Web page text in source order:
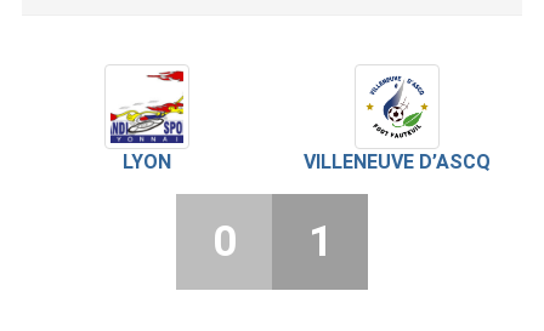
LYON VILLENEUVE D’ASCQ
0 1